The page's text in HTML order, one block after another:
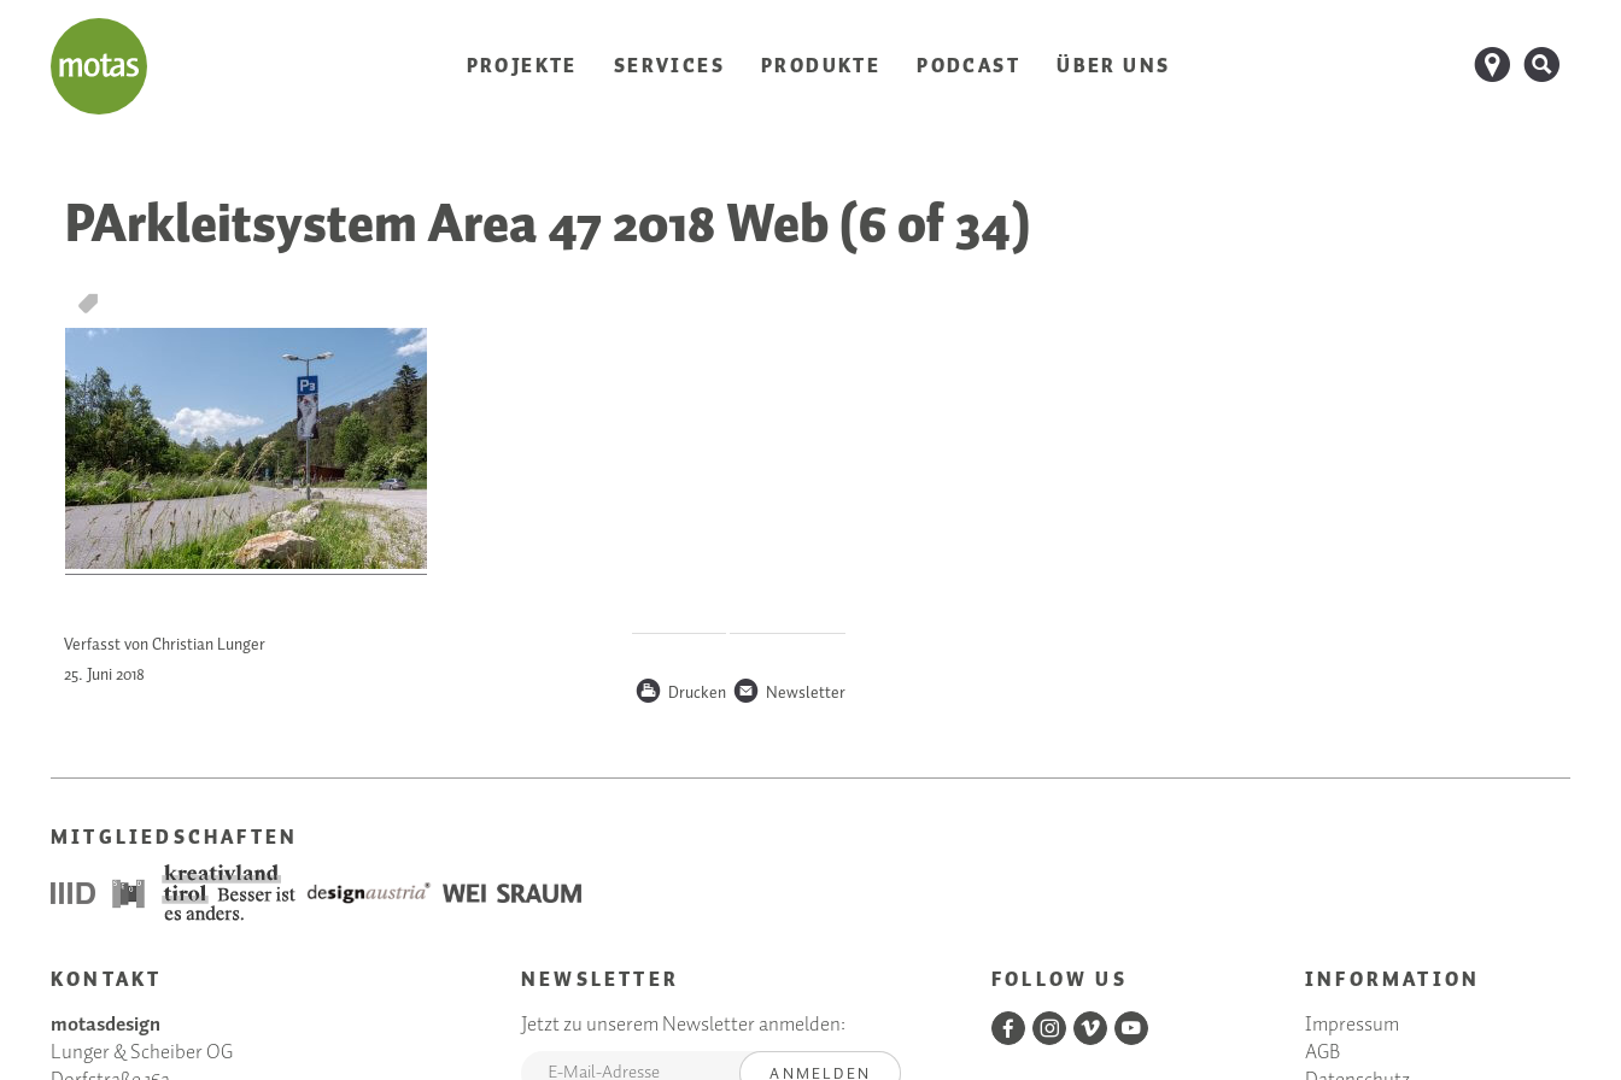
PROJEKTE SERVICES PRODUKTE PODCAST ÜBER UNS d s
PArkleitsystem Area 47 2018 Web (6 of 34)
T
Verfasst von Christian Lunger
25. Juni2018 P Drucken n Newsletter
MITGLIEDSCHAFTEN
KONTAKT
motasdesign
Lunger & Scheiber OG
NEWSLETTER
Jetzt zu unserem Newsletter anmelden:
ANMELDEN
FOLLOW US INFORMATION
Impressum
AGB